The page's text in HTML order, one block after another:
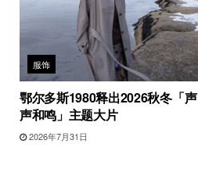
服饰
鄂尔多斯1980释出2026秋冬「声
声和鸣」主题大片
2026年7月31日